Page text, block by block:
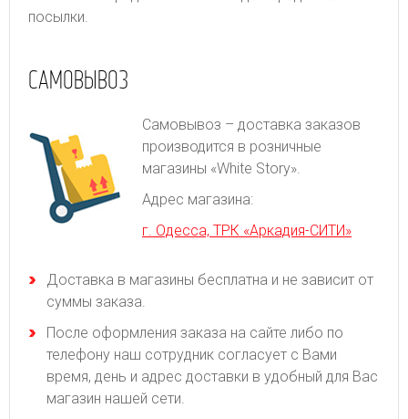
посылки.
САМОВЫВОЗ
Самовывоз – доставка заказов
производится в розничные
магазины «White Story».
Адрес магазина:
г. Одесса, ТРК «Аркадия-СИТИ»
Доставка в магазины бесплатна и не зависит от
суммы заказа.
После оформления заказа на сайте либо по
телефону наш сотрудник согласует с Вами
время, день и адрес доставки в удобный для Вас
магазин нашей сети.